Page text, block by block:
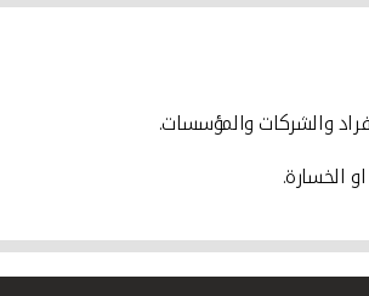
والشركات والمؤسسات.
الخسارة.